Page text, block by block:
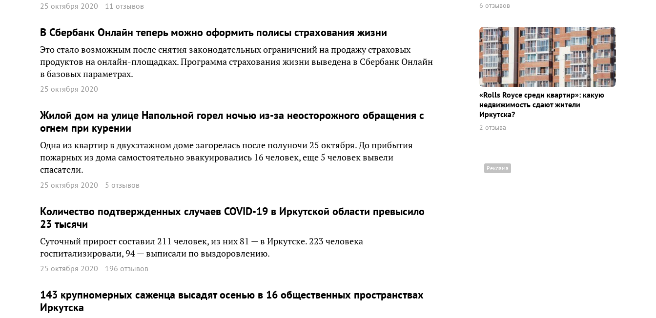
25 октября 2020 11 отзывов
В Сбербанк Онлайн теперь можно оформить полисы страхования жизни
Это стало возможным после снятия законодательных ограничений на продажу страховых
продуктов на онлайн-площадках. Программа страхования жизни выведена в Сбербанк Онлайн
в базовых параметрах.
25 октября 2020
Жилой дом на улице Напольной горел ночью из-за неосторожного обращения с
огнем при курении
Одна из квартир в двухэтажном доме загорелась после полуночи 25 октября. До прибытия
пожарных из дома самостоятельно эвакуировались 16 человек, еще 5 человек вывели
спасатели.
25 октября 2020 5 отзывов
Количество подтвержденных случаев COVID-19 в Иркутской области превысило
23 тысячи
Суточный прирост составил 211 человек, из них 81 — в Иркутске. 223 человека
госпитализировали, 94 — выписали по выздоровлению.
25 октября 2020 196 отзывов
143 крупномерных саженца высадят осенью в 16 общественных пространствах
Иркутска
6 отзывов
«Rolls Royce среди квaртир»: какую
недвижимость сдают жители
Иркутска?
2 отзыва